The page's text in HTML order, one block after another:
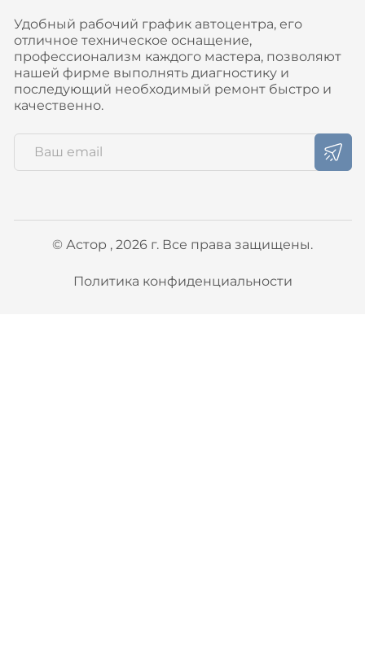
Удобный рабочий график автоцентра, его
отличное техническое оснащение,
профессионализм каждого мастера, позволяют
нашей фирме выполнять диагностику и
последующий необходимый ремонт быстро и
качественно.
© Астор , 2026 г. Все права защищены.
Политика конфиденциальности